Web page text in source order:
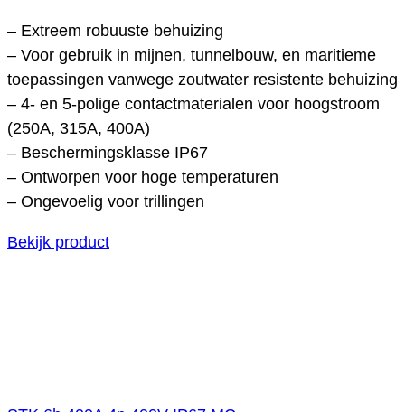
– Extreem robuuste behuizing
– Voor gebruik in mijnen, tunnelbouw, en maritieme
toepassingen vanwege zoutwater resistente behuizing
– 4- en 5-polige contactmaterialen voor hoogstroom
(250A, 315A, 400A)
– Beschermingsklasse IP67
– Ontworpen voor hoge temperaturen
– Ongevoelig voor trillingen
Bekijk product